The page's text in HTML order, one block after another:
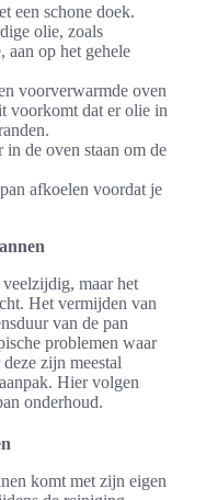
een schone doek.
olie, zoals
aan op het gehele
voorverwarmde oven
voorkomt dat er olie in
in de oven staan om de
afkoelen voordat je
maar het
Het vermijden van
van de pan
problemen waar
zijn meestal
Hier volgen
onderhoud.
komt met zijn eigen